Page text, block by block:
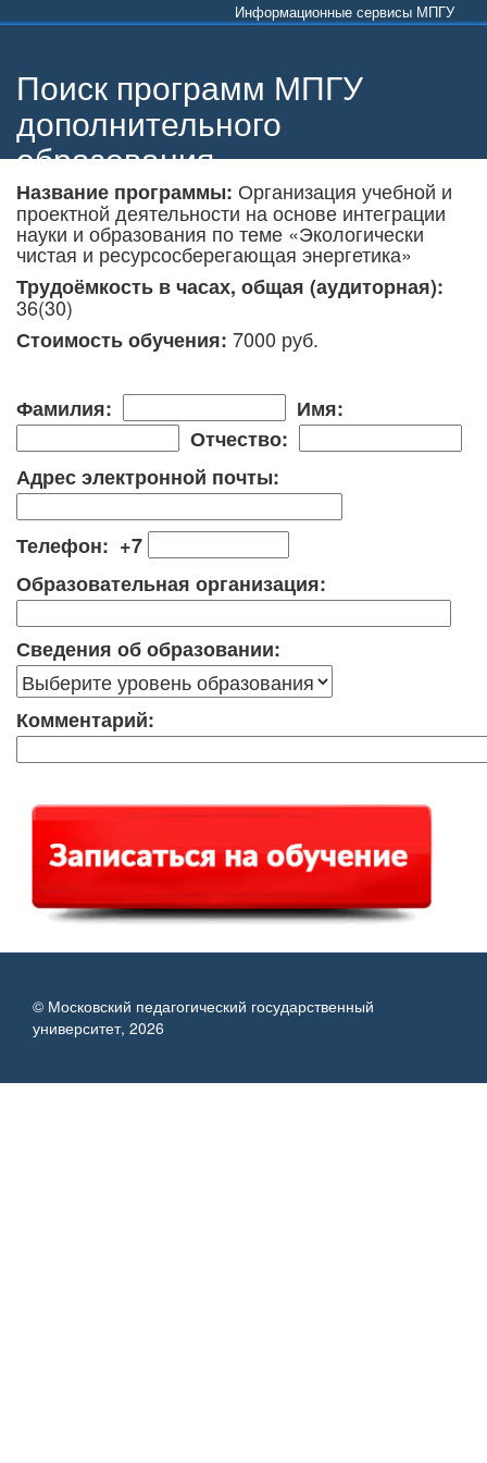
Информационные сервисы МПГУ
Поиск программ МПГУ
дополнительного
образования
Название программы: Организация учебной и
проектной деятельности на основе интеграции
науки и образования по теме «Экологически
чистая и ресурсосберегающая энергетика»
Трудоёмкость в часах, общая (аудиторная):
36(30)
Стоимость обучения: 7000 руб.
Фамилия:
Имя:
Отчество:
Адрес электронной почты:
Телефон: +7
Образовательная организация:
Сведения об образовании:
Комментарий:
© Московский педагогический государственный
университет, 2026